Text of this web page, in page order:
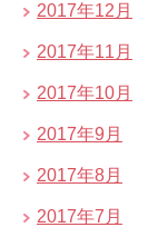
2017年12月
2017年11月
2017年10月
2017年9月
2017年8月
2017年7月